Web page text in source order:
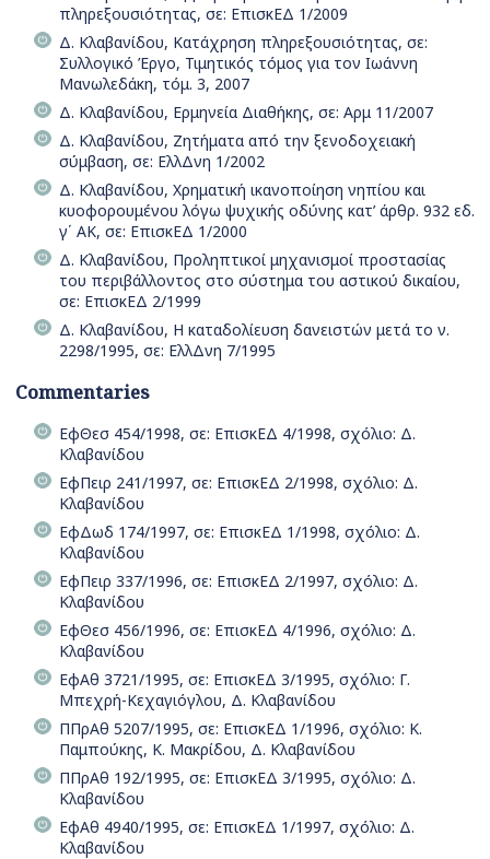
πληρεξουσιότητας, σε: ΕπισκΕΔ 1/2009
Δ. Κλαβανίδου, Κατάχρηση πληρεξουσιότητας, σε:
Συλλογικό Έργο, Τιμητικός τόμος για τον Ιωάννη
Μανωλεδάκη, τόμ. 3, 2007
Δ. Κλαβανίδου, Ερμηνεία Διαθήκης, σε: Αρμ 11/2007
Δ. Κλαβανίδου, Ζητήματα από την ξενοδοχειακή
σύμβαση, σε: ΕλλΔνη 1/2002
Δ. Κλαβανίδου, Χρηματική ικανοποίηση νηπίου και
κυοφορουμένου λόγω ψυχικής οδύνης κατ’ άρθρ. 932 εδ.
γ΄ ΑΚ, σε: ΕπισκΕΔ 1/2000
Δ. Κλαβανίδου, Προληπτικοί μηχανισμοί προστασίας
του περιβάλλοντος στο σύστημα του αστικού δικαίου,
σε: ΕπισκΕΔ 2/1999
Δ. Κλαβανίδου, Η καταδολίευση δανειστών μετά το ν.
2298/1995, σε: ΕλλΔνη 7/1995
Commentaries
ΕφΘεσ 454/1998, σε: ΕπισκΕΔ 4/1998, σχόλιο: Δ.
Κλαβανίδου
ΕφΠειρ 241/1997, σε: ΕπισκΕΔ 2/1998, σχόλιο: Δ.
Κλαβανίδου
ΕφΔωδ 174/1997, σε: ΕπισκΕΔ 1/1998, σχόλιο: Δ.
Κλαβανίδου
ΕφΠειρ 337/1996, σε: ΕπισκΕΔ 2/1997, σχόλιο: Δ.
Κλαβανίδου
ΕφΘεσ 456/1996, σε: ΕπισκΕΔ 4/1996, σχόλιο: Δ.
Κλαβανίδου
ΕφΑθ 3721/1995, σε: ΕπισκΕΔ 3/1995, σχόλιο: Γ.
Μπεχρή-Κεχαγιόγλου, Δ. Κλαβανίδου
ΠΠρΑθ 5207/1995, σε: ΕπισκΕΔ 1/1996, σχόλιο: Κ.
Παμπούκης, Κ. Μακρίδου, Δ. Κλαβανίδου
ΠΠρΑθ 192/1995, σε: ΕπισκΕΔ 3/1995, σχόλιο: Δ.
Κλαβανίδου
ΕφΑθ 4940/1995, σε: ΕπισκΕΔ 1/1997, σχόλιο: Δ.
Κλαβανίδου